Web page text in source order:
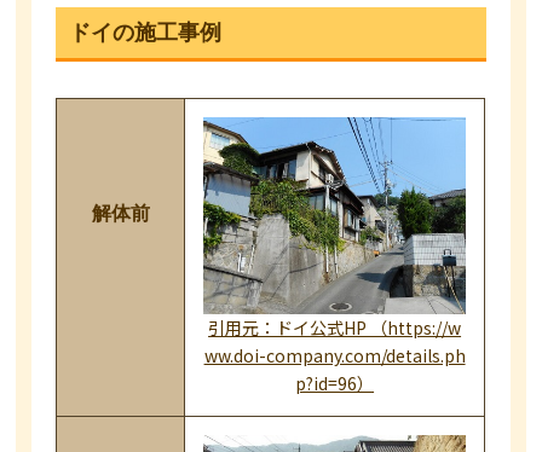
ドイの施工事例
解体前
引用元：ドイ公式HP （https://w
ww.doi-company.com/details.ph
p?id=96）